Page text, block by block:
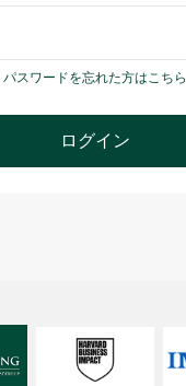
パスワードを忘れた方はこちら
ログイン